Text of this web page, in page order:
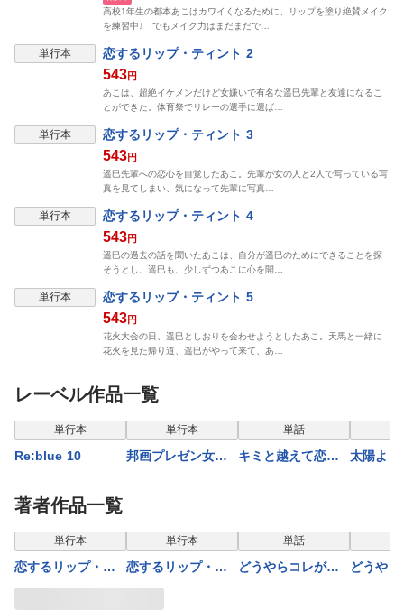
高校1年生の都本あこはカワイくなるために、リップを塗り絶賛メイク
を練習中♪ でもメイク力はまだまだで…
単行本 恋するリップ・ティント 2
543円
あこは、超絶イケメンだけど女嫌いで有名な遥巳先輩と友達になるこ
とができた。体育祭でリレーの選手に選ば…
単行本 恋するリップ・ティント 3
543円
遥巳先輩への恋心を自覚したあこ。先輩が女の人と2人で写っている写
真を見てしまい、気になって先輩に写真…
単行本 恋するリップ・ティント 4
543円
遥巳の過去の話を聞いたあこは、自分が遥巳のためにできることを探
そうとし、遥巳も、少しずつあこに心を開…
単行本 恋するリップ・ティント 5
543円
花火大会の日、遥巳としおりを会わせようとしたあこ。天馬と一緒に
花火を見た帰り道、遥巳がやって来て、あ…
レーベル作品一覧
単行本
Re:blue 10
単行本
邦画プレゼン女子
単話
キミと越えて恋に
太陽より
著者作品一覧
単行本
恋するリップ・テ
ィント 3
単行本
恋するリップ・テ
ィント 5
表示制限中
単話
どうやらコレが恋
表示
どうや